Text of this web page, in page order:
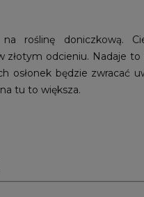
na roślinę doniczkową.
odcieniu. Nadaje to
osłonek będzie zwracać
tu to większa.